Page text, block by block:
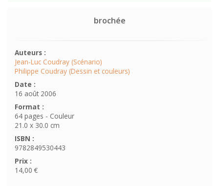
brochée
Auteurs :
Jean-Luc Coudray (Scénario)
Philippe Coudray (Dessin et couleurs)
Date :
16 août 2006
Format :
64 pages - Couleur
21.0 x 30.0 cm
ISBN :
9782849530443
Prix :
14,00 €